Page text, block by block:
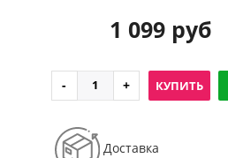
1 099 руб
КУПИТЬ
Доставка